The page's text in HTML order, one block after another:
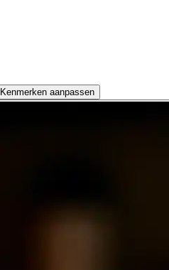
Kenmerken aanpassen